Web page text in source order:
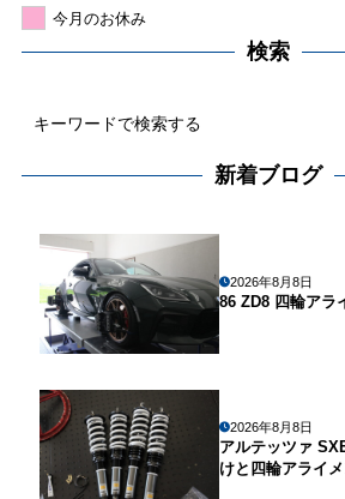
今月のお休み
検索
新着ブログ
2026年8月8日
86 ZD8 四輪アラ
2026年8月8日
アルテッツァ
けと四輪アライ